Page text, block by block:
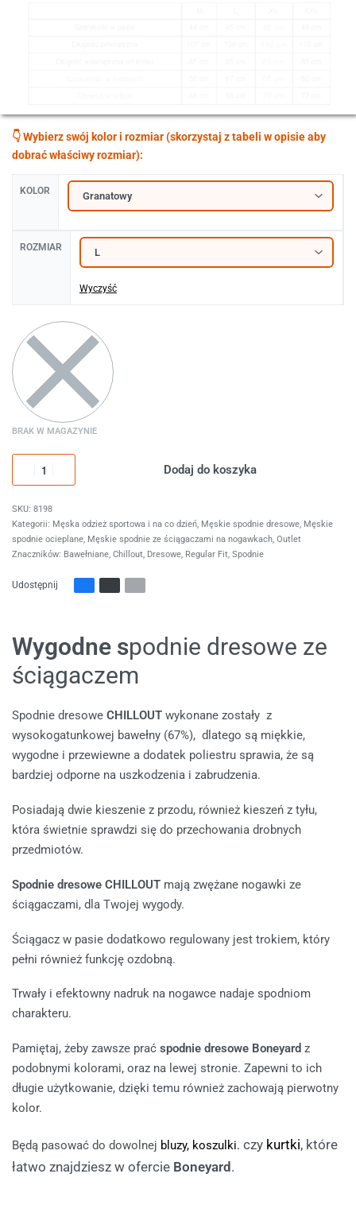
KOLOR
ROZMIAR
Wyczyść
BRAK W MAGAZYNIE
Dodaj do koszyka
8198
Kategorii: Męska odzież sportowa i na co dzień, Męskie spodnie dresowe, Męskie
spodnie ocieplane, Męskie spodnie ze ściągaczami na nogawkach, Outlet
Znaczników: Bawełniane, Chillout, Dresowe, Regular Fit, Spodnie
Udostępnij
Wygodne spodnie dresowe ze
ściągaczem
Spodnie dresowe CHILLOUT wykonane zostały z
wysokogatunkowej bawełny (67%), dlatego są miękkie,
wygodne i przewiewne a dodatek poliestru sprawia, że są
bardziej odporne na uszkodzenia i zabrudzenia.
Posiadają dwie kieszenie z przodu, również kieszeń z tyłu,
która świetnie sprawdzi się do przechowania drobnych
przedmiotów.
Spodnie dresowe CHILLOUT mają zwężane nogawki ze
ściągaczami, dla Twojej wygody.
Ściągacz w pasie dodatkowo regulowany jest trokiem, który
pełni również funkcję ozdobną.
Trwały i efektowny nadruk na nogawce nadaje spodniom
charakteru.
Pamiętaj, żeby zawsze prać spodnie dresowe Boneyard z
podobnymi kolorami, oraz na lewej stronie. Zapewni to ich
długie użytkowanie, dzięki temu również zachowają pierwotny
kolor.
Będą pasować do dowolnej bluzy, koszulki. czy kurtki, które
łatwo znajdziesz w ofercie Boneyard.